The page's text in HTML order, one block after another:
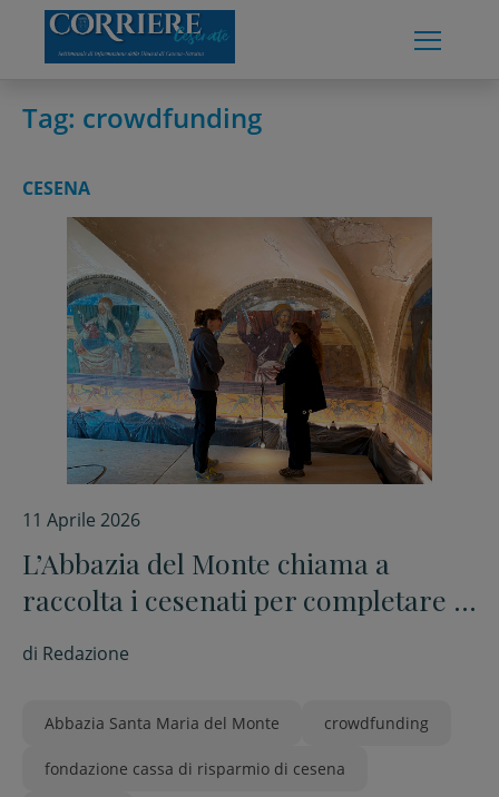
content
Tag: crowdfunding
CESENA
11 Aprile 2026
L’Abbazia del Monte chiama a
raccolta i cesenati per completare il
restauro degli affreschi della Sala
Capitolare
di Redazione
Abbazia Santa Maria del Monte crowdfunding
fondazione cassa di risparmio di cesena